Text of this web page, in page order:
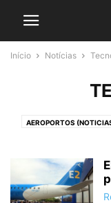
Início Notícias
AEROPORTOS
ENCOMENDAS E FROTAS
GOL NOTICIAS
PROGRAMAS DE